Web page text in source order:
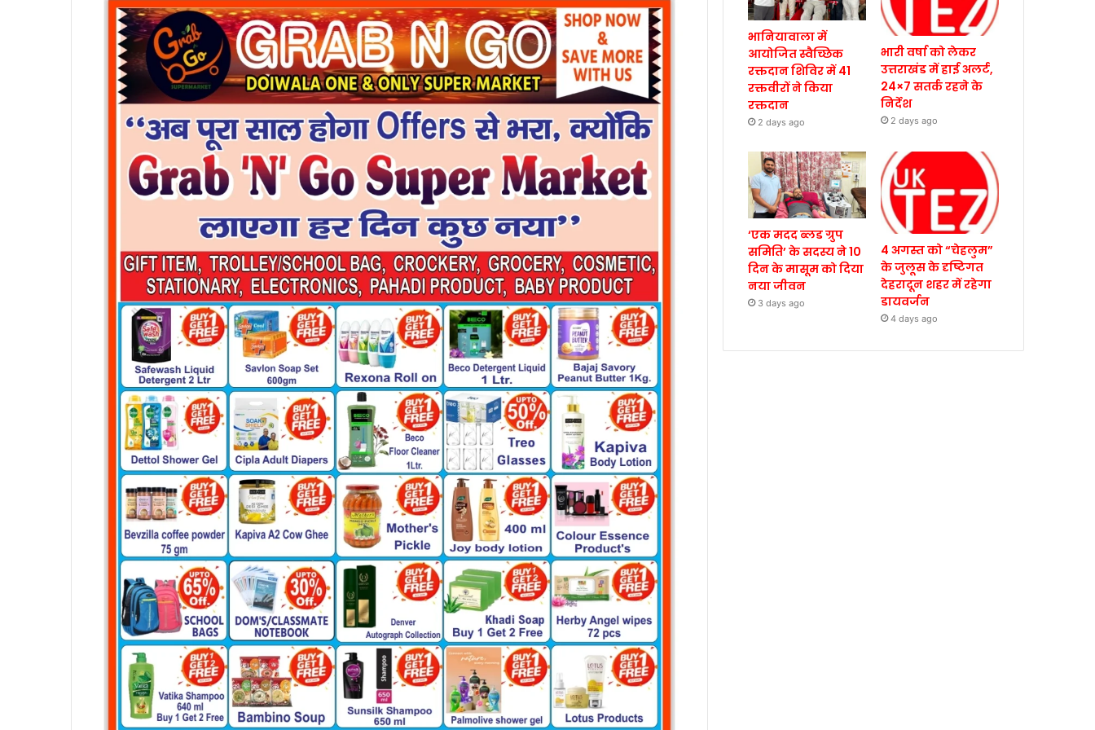
भानियावाला में
आयोजित स्वैच्छिक
रक्तदान शिविर में 41
रक्तवीरों ने किया
रक्तदान
2 days ago
भारी वर्षा को लेकर
उत्तराखंड में हाई अलर्ट,
24×7 सतर्क रहने के
निर्देश
2 days ago
‘एक मदद ब्लड ग्रुप
समिति’ के सदस्य ने 10
दिन के मासूम को दिया
नया जीवन
3 days ago
4 अगस्त को “चेहलुम”
के जुलूस के दृष्टिगत
देहरादून शहर में रहेगा
डायवर्जन
4 days ago